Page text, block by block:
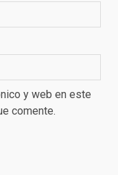
y web en este
comente.